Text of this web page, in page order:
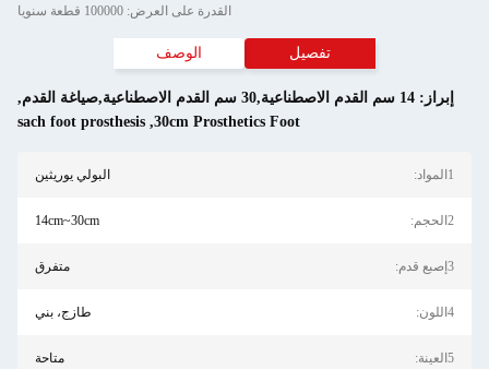
القدرة على العرض: 100000 قطعة سنويا
تفصيل الوصف
إبراز: 14 سم القدم الاصطناعية,30 سم القدم الاصطناعية,صياغة القدم
,
30cm Prosthetics Foot
,
sach foot prosthesis
1المواد: البولي يوريثين
2الحجم: 14cm~30cm
3إصبع قدم: متفرق
4اللون: طازج، بني
5العينة: متاحة